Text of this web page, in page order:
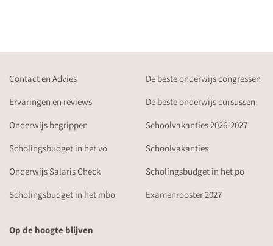
Contact en Advies
De beste onderwijs congressen
Ervaringen en reviews
De beste onderwijs cursussen
Onderwijs begrippen
Schoolvakanties 2026-2027
Scholingsbudget in het vo
Schoolvakanties
Onderwijs Salaris Check
Scholingsbudget in het po
Scholingsbudget in het mbo
Examenrooster 2027
Op de hoogte blijven